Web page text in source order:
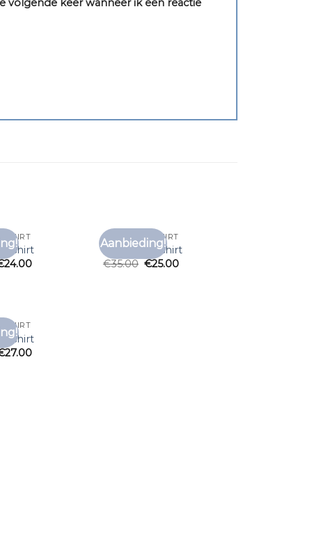
volgende keer wanneer ik een reactie
SHIRT
t shirt
24.00
Aanbieding!
OKIMONO T SHIRT
okimono t shirt
€35.00 €25.00
SHIRT
t shirt
27.00